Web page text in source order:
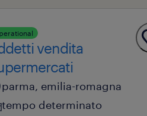
vendita
parma, emilia-romagna
tempo determinato